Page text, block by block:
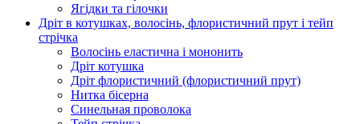
Ягідки та гілочки
Дріт в котушках, волосінь, флористичний прут і тейп
стрічка
Волосінь еластична і мононить
Дріт котушка
Дріт флористичний (флористичний прут)
Нитка бісерна
Синельная проволока